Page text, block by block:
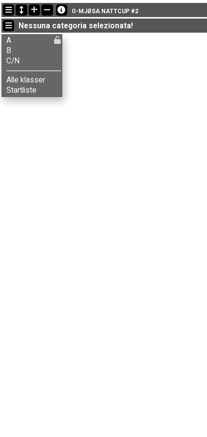
Ultimi aggiornamenti
19:25:10: Minna Haugereid (C/N) è arrivato with status finished
18:13:25: Knut Helstad (B) è arrivato con il tempo: 31:31 (1)
17:36:30: Aksel B. Carlson (B) è arrivato con il tempo: 32:24 (2)
O-MJØSA NATTCUP #2
Nessuna categoria selezionata!
A
B
C/N
Alle klasser
Startliste